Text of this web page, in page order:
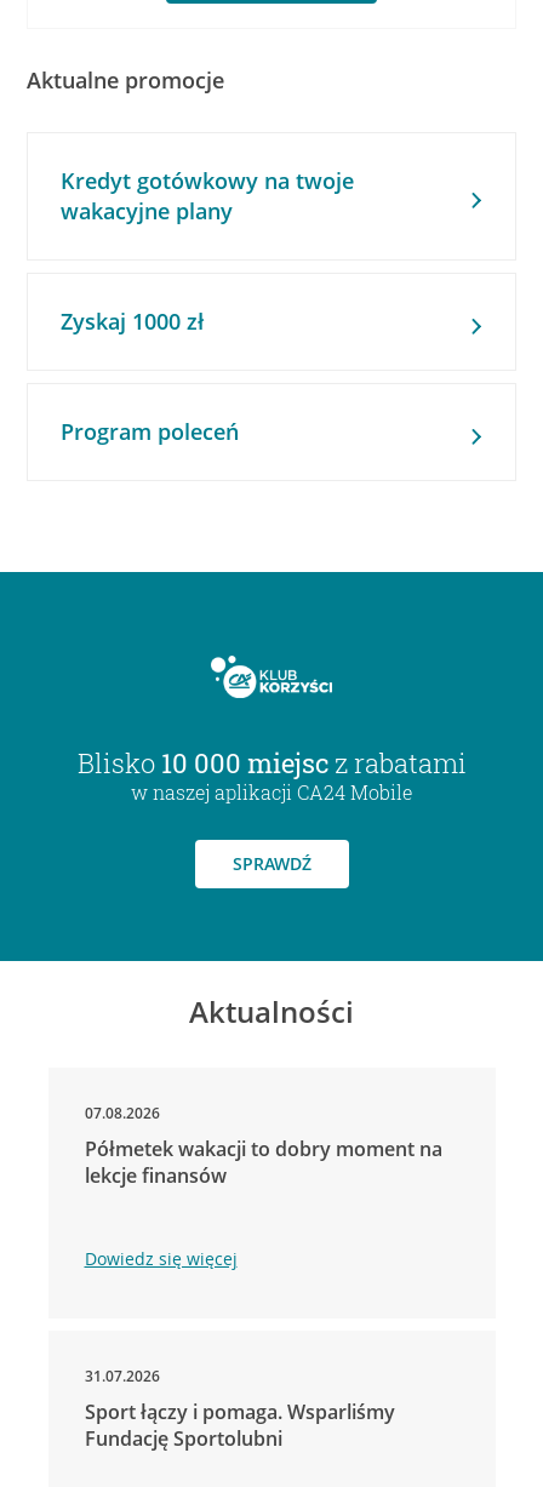
Aktualne promocje
Kredyt gotówkowy na twoje
wakacyjne plany
Zyskaj 1000 zł
Program poleceń
Blisko 10 000 miejsc z rabatami
w naszej aplikacji CA24 Mobile
SPRAWDŹ
Aktualności
07.08.2026
Półmetek wakacji to dobry moment na
lekcje finansów
Dowiedz się więcej
31.07.2026
Sport łączy i pomaga. Wsparliśmy
Fundację Sportolubni